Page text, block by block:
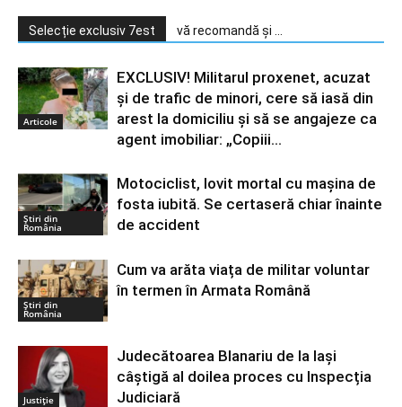
Selecție exclusiv 7est vă recomandă și ...
Articole
EXCLUSIV! Militarul proxenet, acuzat
și de trafic de minori, cere să iasă din
arest la domiciliu și să se angajeze ca
agent imobiliar: „Copiii...
Știri din
România
Motociclist, lovit mortal cu maşina de
fosta iubită. Se certaseră chiar înainte
de accident
Știri din
România
Cum va arăta viața de militar voluntar
în termen în Armata Română
Justiție
Judecătoarea Blanariu de la Iași
câștigă al doilea proces cu Inspecția
Judiciară